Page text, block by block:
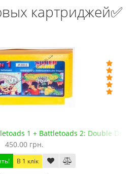
картриджей✅
1 + Battletoads 2: Double
450.00 грн.
В 1 клік